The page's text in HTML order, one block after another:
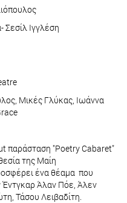
Ιγγλέση
Μικές Γλύκας, Ιωάννα
παράσταση "Poetry Cabaret"
της Μαίη
ένα θέαμα που
Έντγκαρ Άλαν Πόε, Άλεν
Τάσου Λειβαδίτη.